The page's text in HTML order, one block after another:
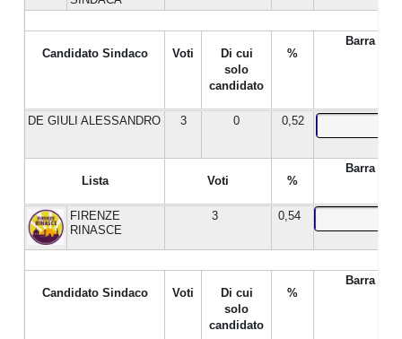
Candidato Sindaco Voti
Di cui
solo
candidato
%
Barra %
DE GIULI ALESSANDRO 3 0 0,52
Lista Voti %
Barra %
FIRENZE
RINASCE
3 0,54
Candidato Sindaco Voti
Di cui
solo
candidato
%
Barra %